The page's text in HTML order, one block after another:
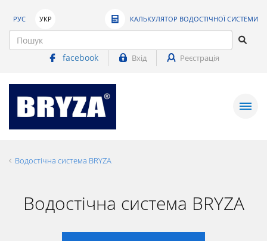
РУС УКР КАЛЬКУЛЯТОР ВОДОСТІЧНОЇ СИСТЕМИ
facebook Вхід Реєстрація
Водостічна система BRYZA
Водостічна система BRYZA